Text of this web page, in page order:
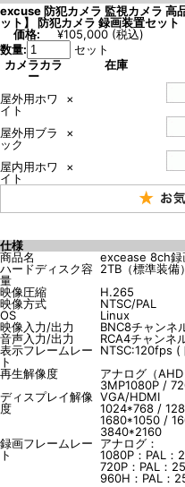
excuse 防犯カメラ 監視カメラ 高
ット】 防犯カメラ 録画装置セット
価格:
¥105,000 (税込)
数量:
セット
カメラカラ
ー
在庫
屋外用ホワ
イト
×
屋外用ブラ
ック
×
屋内用ホワ
イト
×
仕様
商品名
excease 8ch録
ハードディスク容
量
2TB（標準装備）
映像圧縮
H.265
映像方式
NTSC/PAL
OS
Linux
映像入力/出力
BNC8チャンネ
音声入力/出力
RCA4チャンネ
表示フレームレー
ト
NTSC:120fps (
再生解像度
アナログ（
3MP1080P /
ディスプレイ解像
度
VGA/HDMI
1024*768 /
1680*1050 /
3840*2160
録画フレームレー
ト
アナログ：
1080P：PAL：
720P：PAL：
960H：PAL：